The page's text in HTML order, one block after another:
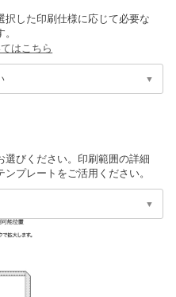
択した印刷仕様に応じて必要な
はこちら
選びください。印刷範囲の詳細
プレートをご活用ください。